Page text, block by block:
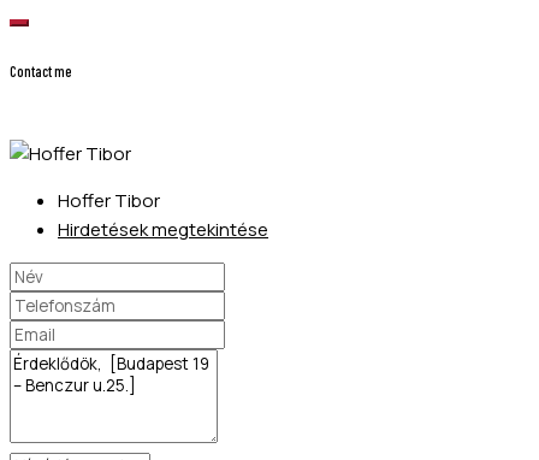
Contact me
Hoffer Tibor
Hirdetések megtekintése